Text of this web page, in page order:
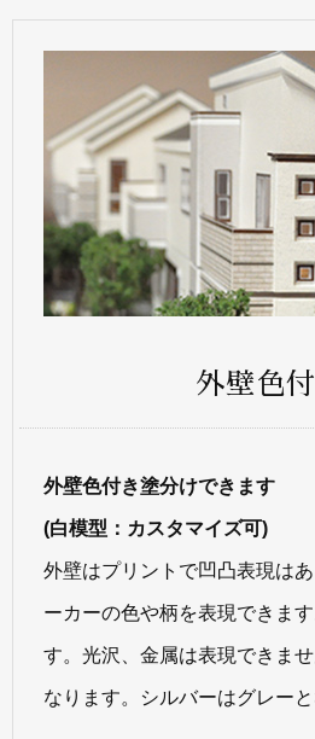
外壁色
外壁色付き塗分けできます
(白模型：カスタマイズ可)
外壁はプリントで凹凸表現は
ーカーの色や柄を表現できま
す。光沢、金属は表現できま
なります。シルバーはグレーと